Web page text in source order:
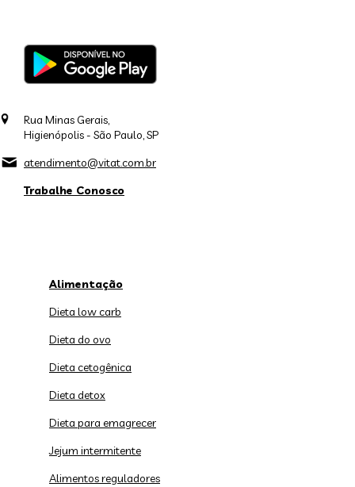
Rua Minas Gerais,
Higienópolis - São Paulo, SP
atendimento@vitat.com.br
Trabalhe Conosco
Alimentação
Dieta low carb
Dieta do ovo
Dieta cetogênica
Dieta detox
Dieta para emagrecer
Jejum intermitente
Alimentos reguladores